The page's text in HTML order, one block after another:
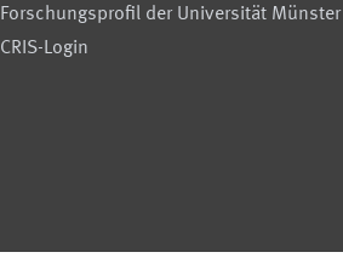
Forschungsprofil der Universität Münster
CRIS-Login